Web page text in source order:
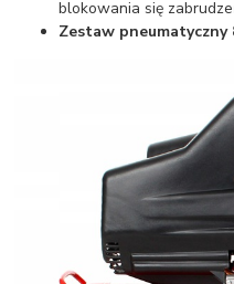
blokowania się
Zestaw pneumatyczny